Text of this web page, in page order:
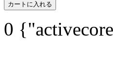
カートに入れる
0